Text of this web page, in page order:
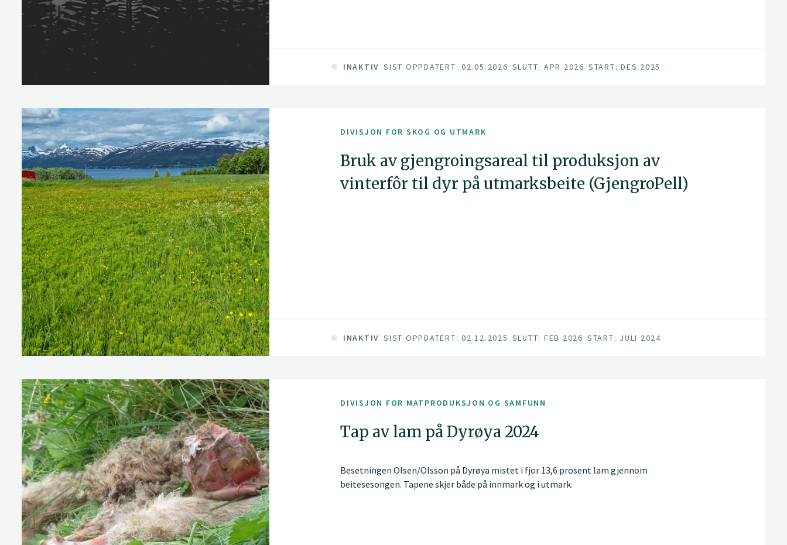
INAKTIV SIST OPPDATERT: 02.05.2026 SLUTT: APR 2026 START: DES 2025
DIVISJON FOR SKOG OG UTMARK
Bruk av gjengroingsareal til produksjon av
vinterfôr til dyr på utmarksbeite (GjengroPell)
INAKTIV SIST OPPDATERT: 02.12.2025 SLUTT: FEB 2026 START: JULI 2024
DIVISJON FOR MATPRODUKSJON OG SAMFUNN
Tap av lam på Dyrøya 2024
Besetningen Olsen/Olsson på Dyrøya mistet i fjor 13,6 prosent lam gjennom
beitesesongen. Tapene skjer både på innmark og i utmark.